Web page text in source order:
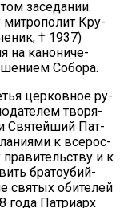
за­се­да­нии.
мит­ро­по­лит Кру­
† 1937)
на ка­но­ни­че­
Со­бо­ра.
цер­ков­ное ру­
тво­ря­
Свя­тей­ший Пат­
к все­рос­
и к
бра­то­убий­
свя­тых оби­те­лей
го­да Пат­ри­арх